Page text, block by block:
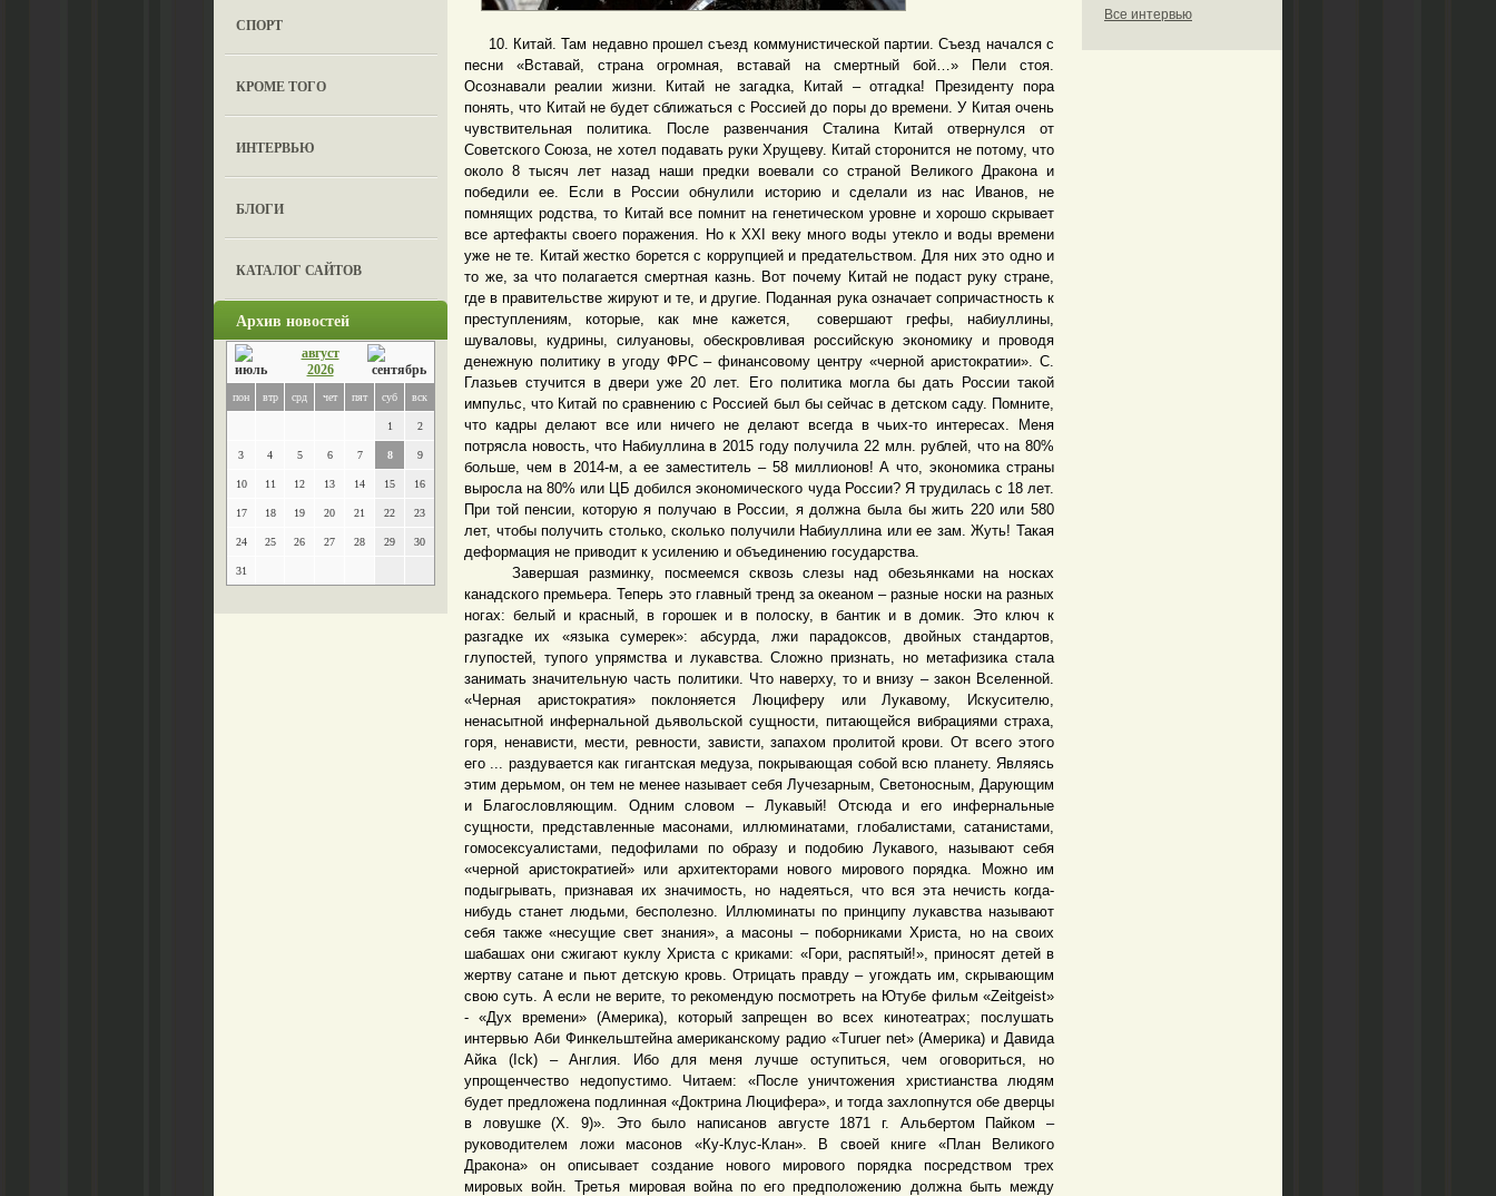
СПОРТ
КРОМЕ ТОГО
ИНТЕРВЬЮ
БЛОГИ
КАТАЛОГ САЙТОВ
Архив новостей
август
2026
пон втр срд чет пят суб вск
1 2
3 4 5 6 7 8 9
10 11 12 13 14 15 16
17 18 19 20 21 22 23
24 25 26 27 28 29 30
31
10. Китай. Там недавно прошел съезд коммунистической партии. Съезд начался с
песни «Вставай, страна огромная, вставай на смертный бой…» Пели стоя.
Осознавали реалии жизни. Китай не загадка, Китай – отгадка! Президенту пора
понять, что Китай не будет сближаться с Россией до поры до времени. У Китая очень
чувствительная политика. После развенчания Сталина Китай отвернулся от
Советского Союза, не хотел подавать руки Хрущеву. Китай сторонится не потому, что
около 8 тысяч лет назад наши предки воевали со страной Великого Дракона и
победили ее. Если в России обнулили историю и сделали из нас Иванов, не
помнящих родства, то Китай все помнит на генетическом уровне и хорошо скрывает
все артефакты своего поражения. Но к XXI веку много воды утекло и воды времени
уже не те. Китай жестко борется с коррупцией и предательством. Для них это одно и
то же, за что полагается смертная казнь. Вот почему Китай не подаст руку стране,
где в правительстве жируют и те, и другие. Поданная рука означает сопричастность к
преступлениям, которые, как мне кажется, совершают грефы, набиуллины,
шуваловы, кудрины, силуановы, обескровливая российскую экономику и проводя
денежную политику в угоду ФРС – финансовому центру «черной аристократии». С.
Глазьев стучится в двери уже 20 лет. Его политика могла бы дать России такой
импульс, что Китай по сравнению с Россией был бы сейчас в детском саду. Помните,
что кадры делают все или ничего не делают всегда в чьих-то интересах. Меня
потрясла новость, что Набиуллина в 2015 году получила 22 млн. рублей, что на 80%
больше, чем в 2014-м, а ее заместитель – 58 миллионов! А что, экономика страны
выросла на 80% или ЦБ добился экономического чуда России? Я трудилась с 18 лет.
При той пенсии, которую я получаю в России, я должна была бы жить 220 или 580
лет, чтобы получить столько, сколько получили Набиуллина или ее зам. Жуть! Такая
деформация не приводит к усилению и объединению государства.
Завершая разминку, посмеемся сквозь слезы над обезьянками на носках
канадского премьера. Теперь это главный тренд за океаном – разные носки на разных
ногах: белый и красный, в горошек и в полоску, в бантик и в домик. Это ключ к
разгадке их «языка сумерек»: абсурда, лжи парадоксов, двойных стандартов,
глупостей, тупого упрямства и лукавства. Сложно признать, но метафизика стала
занимать значительную часть политики. Что наверху, то и внизу – закон Вселенной.
«Черная аристократия» поклоняется Люциферу или Лукавому, Искусителю,
ненасытной инфернальной дьявольской сущности, питающейся вибрациями страха,
горя, ненависти, мести, ревности, зависти, запахом пролитой крови. От всего этого
его ... раздувается как гигантская медуза, покрывающая собой всю планету. Являясь
этим дерьмом, он тем не менее называет себя Лучезарным, Светоносным, Дарующим
и Благословляющим. Одним словом – Лукавый! Отсюда и его инфернальные
сущности, представленные масонами, иллюминатами, глобалистами, сатанистами,
гомосексуалистами, педофилами по образу и подобию Лукавого, называют себя
«черной аристократией» или архитекторами нового мирового порядка. Можно им
подыгрывать, признавая их значимость, но надеяться, что вся эта нечисть когда-
нибудь станет людьми, бесполезно. Иллюминаты по принципу лукавства называют
себя также «несущие свет знания», а масоны – поборниками Христа, но на своих
шабашах они сжигают куклу Христа с криками: «Гори, распятый!», приносят детей в
жертву сатане и пьют детскую кровь. Отрицать правду – угождать им, скрывающим
свою суть. А если не верите, то рекомендую посмотреть на Ютубе фильм «Zeitgeist»
- «Дух времени» (Америка), который запрещен во всех кинотеатрах; послушать
интервью Аби Финкельштейна американскому радио «Turuer net» (Америка) и Давида
Айка (Ick) – Англия. Ибо для меня лучше оступиться, чем оговориться, но
упрощенчество недопустимо. Читаем: «После уничтожения христианства людям
будет предложена подлинная «Доктрина Люцифера», и тогда захлопнутся обе дверцы
в ловушке (Х. 9)». Это было написанов августе 1871 г. Альбертом Пайком –
руководителем ложи масонов «Ку-Клус-Клан». В своей книге «План Великого
Дракона» он описывает создание нового мирового порядка посредством трех
мировых войн. Третья мировая война по его предположению должна быть между
Все интервью